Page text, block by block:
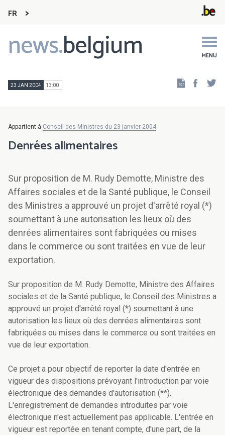
FR
news.belgium MENU
Main
navigation
23 JAN 2004 13:00
Appartient à Conseil des Ministres du 23 janvier 2004
Denrées alimentaires
Sur proposition de M. Rudy Demotte, Ministre des
Affaires sociales et de la Santé publique, le Conseil
des Ministres a approuvé un projet d'arrêté royal (*)
soumettant à une autorisation les lieux où des
denrées alimentaires sont fabriquées ou mises
dans le commerce ou sont traitées en vue de leur
exportation.
Sur proposition de M. Rudy Demotte, Ministre des Affaires
sociales et de la Santé publique, le Conseil des Ministres a
approuvé un projet d'arrêté royal (*) soumettant à une
autorisation les lieux où des denrées alimentaires sont
fabriquées ou mises dans le commerce ou sont traitées en
vue de leur exportation.
Ce projet a pour objectif de reporter la date d'entrée en
vigueur des dispositions prévoyant l'introduction par voie
électronique des demandes d'autorisation (**).
L'enregistrement de demandes introduites par voie
électronique n'est actuellement pas applicable. L'entrée en
vigueur est reportée en tenant compte, d'une part, de la